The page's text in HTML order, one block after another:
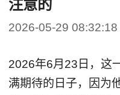
注意的
2026-05-29 08:32:18
2026年6月23日，这
满期待的日子，因为